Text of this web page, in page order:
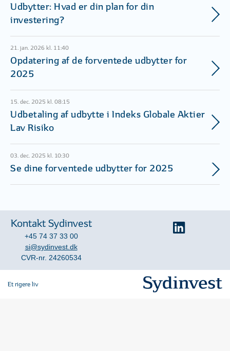
Udbytter: Hvad er din plan for din
investering?
21. jan. 2026 kl. 11:40
Opdatering af de forventede udbytter for
2025
15. dec. 2025 kl. 08:15
Udbetaling af udbytte i Indeks Globale Aktier
Lav Risiko
03. dec. 2025 kl. 10:30
Se dine forventede udbytter for 2025
Kontakt Sydinvest
+45 74 37 33 00
si@sydinvest.dk
CVR-nr. 24260534
Et rigere liv